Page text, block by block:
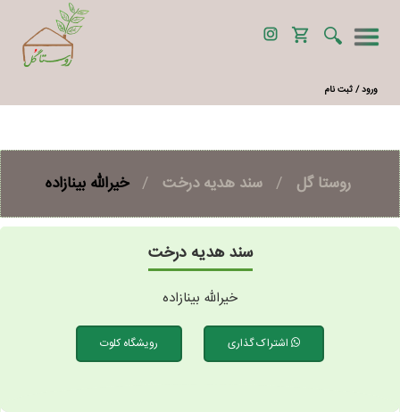
ورود / ثبت نام
روستا گل / سند هدیه درخت / خیرالله بینازاده
سند هدیه درخت
خیرالله بینازاده
اشتراک گذاری رویشگاه کلوت